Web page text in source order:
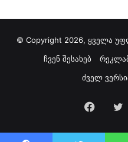
© Copyright 2026, ყველა
ჩვენ შესახებ
ძველ